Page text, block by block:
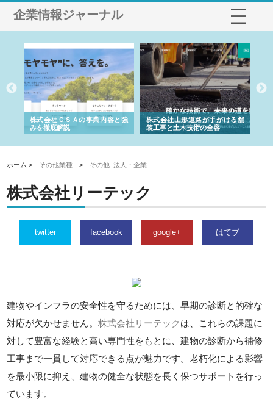
企業情報ジャーナル
株式会社ＣＳＡの事業内容と強
みを徹底解説
株式会社山形道路が手がける舗
装工事と土木技術の全容
ホーム > その他業種 > その他_法人・企業
株式会社リーテック
twitter facebook google+ はてブ
建物やインフラの安全性を守るためには、早期の診断と的確な
対応が欠かせません。株式会社リーテック は、これらの課題に
対して豊富な経験と高い専門性をもとに、建物の診断から補修
工事まで一貫して対応できる点が魅力です。老朽化による影響
を最小限に抑え、建物の健全な状態を長く保つサポートを行っ
ています。